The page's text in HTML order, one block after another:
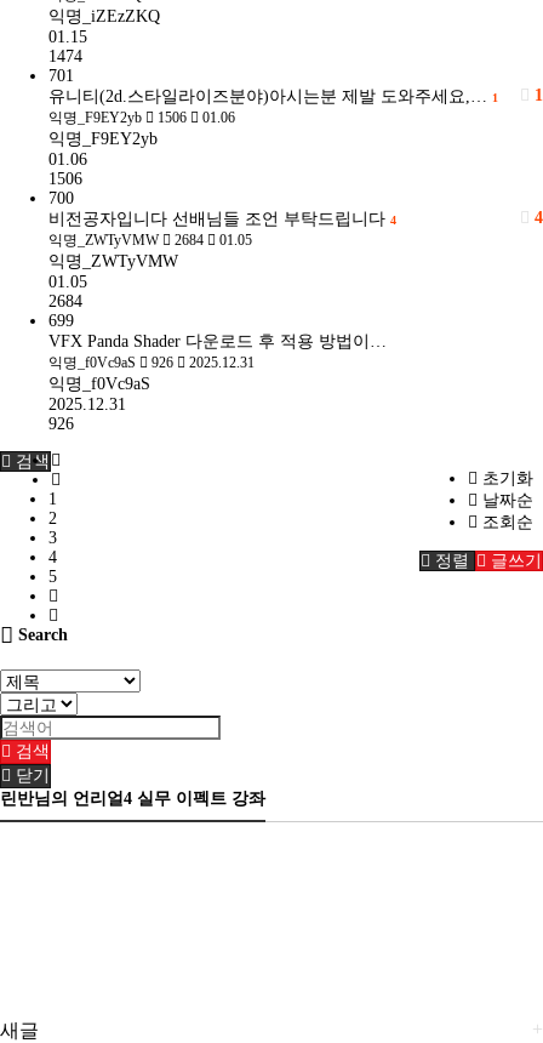
익명_iZEzZKQ
01.15
1474
701
1
유니티(2d.스타일라이즈분야)아시는분 제발 도와주세요,… 1
익명_F9EY2yb 1506 01.06
익명_F9EY2yb
01.06
1506
700
4
비전공자입니다 선배님들 조언 부탁드립니다 4
익명_ZWTyVMW 2684 01.05
익명_ZWTyVMW
01.05
2684
699
VFX Panda Shader 다운로드 후 적용 방법이…
익명_f0Vc9aS 926 2025.12.31
익명_f0Vc9aS
2025.12.31
926
초기화
날짜순
조회순
정렬 글쓰기
검색
1
2
3
4
5
Search
검색
닫기
린반님의 언리얼4 실무 이펙트 강좌
+
새글